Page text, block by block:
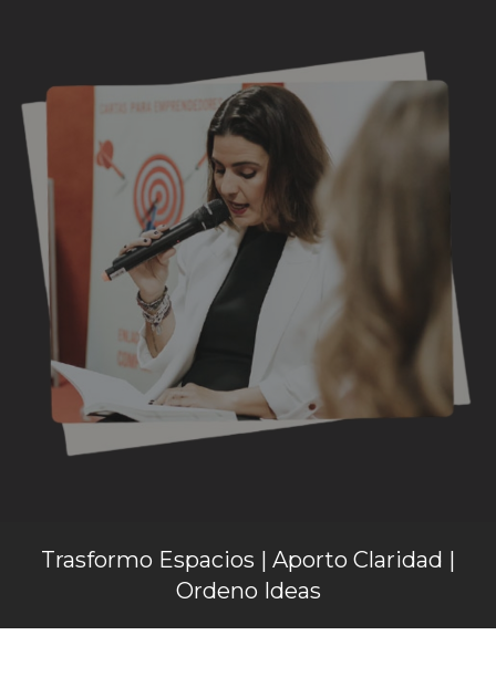
Trasformo Espacios | Aporto Claridad |
Ordeno Ideas